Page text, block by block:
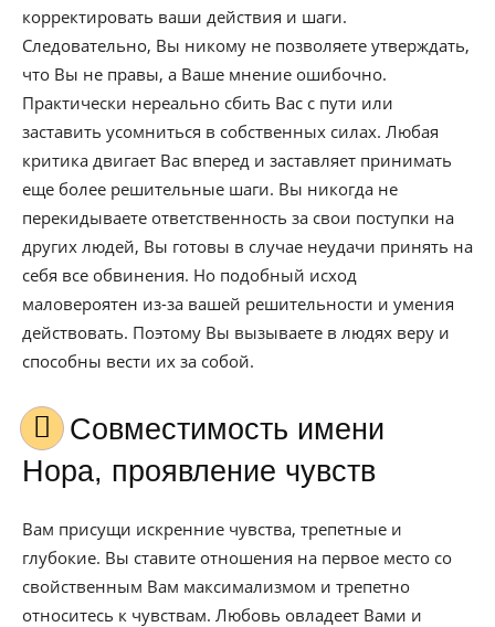
корректировать ваши действия и шаги.
Следовательно, Вы никому не позволяете утверждать,
что Вы не правы, а Ваше мнение ошибочно.
Практически нереально сбить Вас с пути или
заставить усомниться в собственных силах. Любая
критика двигает Вас вперед и заставляет принимать
еще более решительные шаги. Вы никогда не
перекидываете ответственность за свои поступки на
других людей, Вы готовы в случае неудачи принять на
себя все обвинения. Но подобный исход
маловероятен из-за вашей решительности и умения
действовать. Поэтому Вы вызываете в людях веру и
способны вести их за собой.
Совместимость имени
Нора, проявление чувств
Вам присущи искренние чувства, трепетные и
глубокие. Вы ставите отношения на первое место со
свойственным Вам максимализмом и трепетно
относитесь к чувствам. Любовь овладеет Вами и